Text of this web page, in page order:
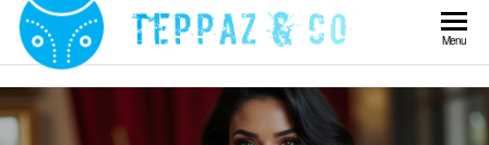
Skip
content
Teppaz
& Co
Menu